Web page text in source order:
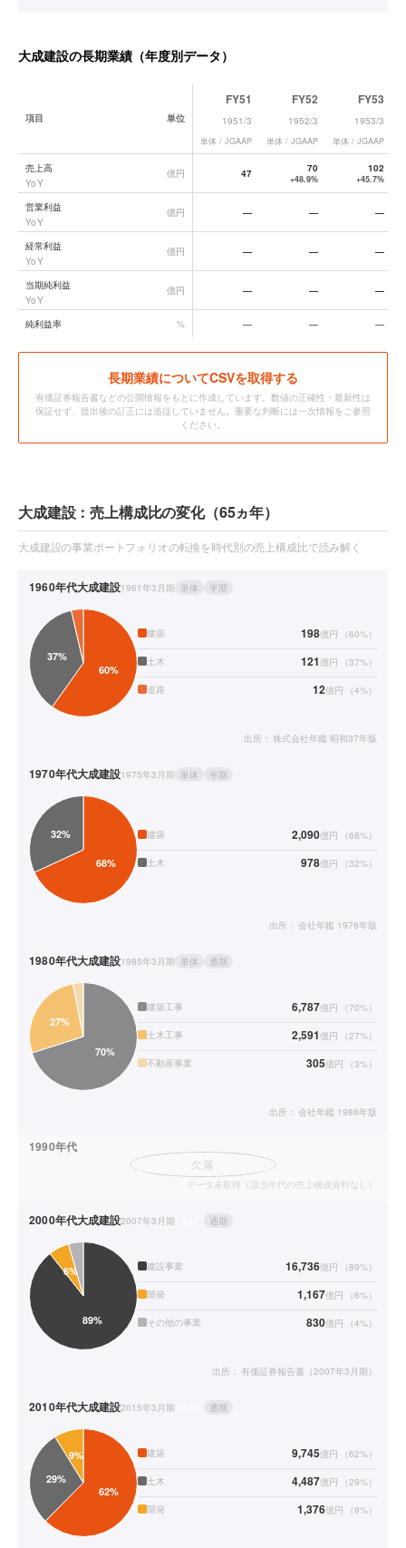
大成建設の長期業績（年度別データ）
大成建設
項目 単位
FY51
1951/3
単体 / JGAAP
FY52
1952/3
単体 / JGAAP
FY53
1953/3
単体 / JGAAP
売上高
YoY
億円 47 70
+48.9%
102
+45.7%
営業利益
YoY
億円 — — —
経常利益
YoY
億円 — — —
当期純利益
YoY
億円 — — —
純利益率 % — — —
長期業績についてCSVを取得する
有価証券報告書などの公開情報をもとに作成しています。数値の正確性・最新性は
保証せず、提出後の訂正には追従していません。重要な判断には一次情報をご参照
ください。
大成建設：売上構成比の変化（65ヵ年）
大成建設の事業ポートフォリオの転換を時代別の売上構成比で読み解く
1960年代大成建設1961年3月期 単体 半期
建築 198億円 （60%）
土木 121億円 （37%）
道路 12億円 （4%）
出所： 株式会社年鑑 昭和37年版
1970年代大成建設1975年3月期 単体 半期
建築 2,090億円 （68%）
土木 978億円 （32%）
出所： 会社年鑑 1976年版
1980年代大成建設1985年3月期 単体 通期
建築工事 6,787億円 （70%）
土木工事 2,591億円 （27%）
不動産事業 305億円 （3%）
出所： 会社年鑑 1986年版
1990年代
欠落
データ未取得（該当年代の売上構成資料なし）
2000年代大成建設2007年3月期 通期
建設事業 16,736億円 （89%）
開発 1,167億円 （6%）
その他の事業 830億円 （4%）
出所： 有価証券報告書（2007年3月期）
2010年代大成建設2015年3月期 通期
建築 9,745億円 （62%）
土木 4,487億円 （29%）
開発 1,376億円 （9%）